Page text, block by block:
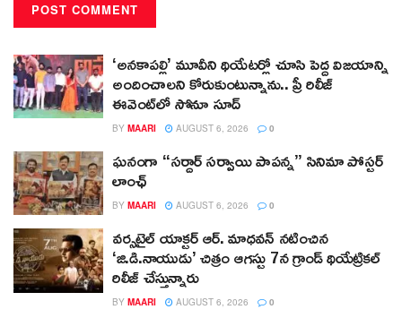
‘అనకాపల్లి’ మూవీని థియేటర్లో చూసి పెద్ద విజయాన్ని
అందించాలని కోరుకుంటున్నాను.. ప్రీ రిలీజ్
ఈవెంట్‌లో సోనూ సూద్
BY MAARI AUGUST 6, 2026 0
ఘనంగా “సర్దార్ సర్వాయి పాపన్న” సినిమా పోస్టర్
లాంఛ్
BY MAARI AUGUST 6, 2026 0
వర్సటైల్ యాక్టర్ ఆర్‌. మాధవన్‌ నటించిన
‘జి.డి.నాయుడు’ చిత్రం ఆగస్టు 7న గ్రాండ్ థియేట్రికల్
రిలీజ్ చేస్తున్నారు
BY MAARI AUGUST 6, 2026 0